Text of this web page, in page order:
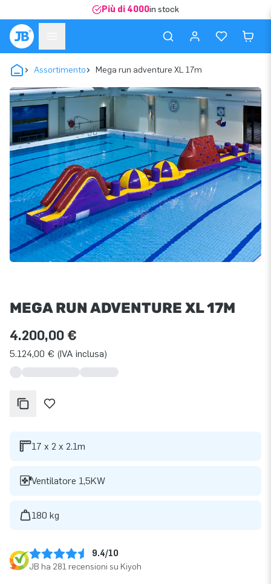
Più di 4000in stock
Assortimento Mega run adventure XL 17m
MEGA RUN ADVENTURE XL 17M
4.200,00 €
5.124,00 € (IVA inclusa)
17 x 2 x 2.1m
Ventilatore 1,5KW
180 kg
9.4/10
JB ha 281 recensioni su Kiyoh